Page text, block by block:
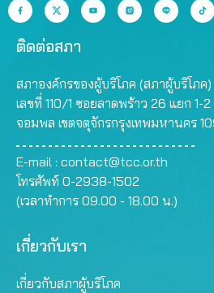
ติดต่อสภา
สภาองค์กรของผู้บริโภค (สภาผู้บริโภค)
เลขที่ 110/1 ซอยลาดพร้าว 26 แยก 1-
จอมพล เขตจตุจักรกรุงเทพมหานคร
E-mail : contact@tcc.or.th
โทรศัพท์ 0-2938-1502
(เวลาทำการ 09.00 - 18.00 น.)
เกี่ยวกับเรา
เกี่ยวกับสภาผู้บริโภค